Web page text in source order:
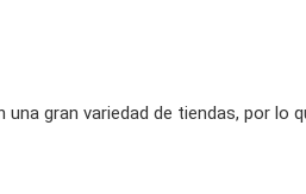
gran variedad de tiendas, por lo